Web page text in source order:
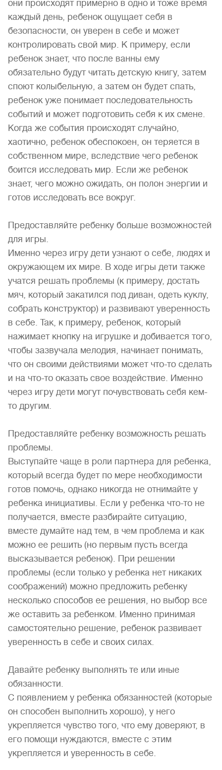
они происходят примерно в одно и тоже время
каждый день, ребенок ощущает себя в
безопасности, он уверен в себе и может
контролировать свой мир. К примеру, если
ребенок знает, что после ванны ему
обязательно будут читать детскую книгу, затем
споют колыбельную, а затем он будет спать,
ребенок уже понимает последовательность
событий и может подготовить себя к их смене.
Когда же события происходят случайно,
хаотично, ребенок обеспокоен, он теряется в
собственном мире, вследствие чего ребенок
боится исследовать мир. Если же ребенок
знает, чего можно ожидать, он полон энергии и
готов исследовать все вокруг.
Предоставляйте ребенку больше возможностей
для игры.
Именно через игру дети узнают о себе, людях и
окружающем их мире. В ходе игры дети также
учатся решать проблемы (к примеру, достать
мяч, который закатился под диван, одеть куклу,
собрать конструктор) и развивают уверенность
в себе. Так, к примеру, ребенок, который
нажимает кнопку на игрушке и добивается того,
чтобы зазвучала мелодия, начинает понимать,
что он своими действиями может что-то сделать
и на что-то оказать свое воздействие. Именно
через игру дети могут почувствовать себя кем-
то другим.
Предоставляйте ребенку возможность решать
проблемы.
Выступайте чаще в роли партнера для ребенка,
который всегда будет по мере необходимости
готов помочь, однако никогда не отнимайте у
ребенка инициативы. Если у ребенка что-то не
получается, вместе разбирайте ситуацию,
вместе думайте над тем, в чем проблема и как
можно ее решить (но первым пусть всегда
высказывается ребенок). При решении
проблемы (если только у ребенка нет никаких
соображений) можно предложить ребенку
несколько способов ее решения, но выбор все
же оставить за ребенком. Именно принимая
самостоятельно решение, ребенок развивает
уверенность в себе и своих силах.
Давайте ребенку выполнять те или иные
обязанности.
С появлением у ребенка обязанностей (которые
он способен выполнить хорошо), у него
укрепляется чувство того, что ему доверяют, в
его помощи нуждаются, вместе с этим
укрепляется и уверенность в себе.